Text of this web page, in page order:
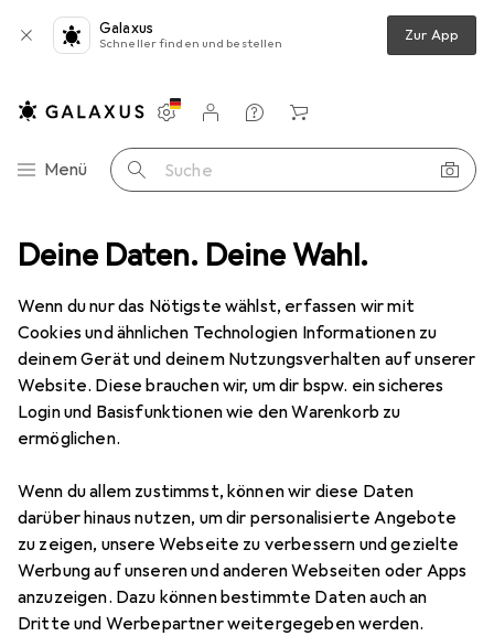
Deine Daten. Deine Wahl.
Wenn du nur das Nötigste wählst, erfassen wir mit
Cookies und ähnlichen Technologien Informationen zu
deinem Gerät und deinem Nutzungsverhalten auf unserer
Website. Diese brauchen wir, um dir bspw. ein sicheres
Login und Basisfunktionen wie den Warenkorb zu
ermöglichen.
Wenn du allem zustimmst, können wir diese Daten
darüber hinaus nutzen, um dir personalisierte Angebote
zu zeigen, unsere Webseite zu verbessern und gezielte
Werbung auf unseren und anderen Webseiten oder Apps
anzuzeigen. Dazu können bestimmte Daten auch an
Dritte und Werbepartner weitergegeben werden.
Galaxus
Schneller finden und bestellen Zur App
Navigation nach Kategorien
Menü Suche
Einstellungen
Kundenkonto
Vergleichslisten
Merklisten
Warenkorb
Zubehör Velobremsen Shimano Deore XT SM-BH90-SBM
5 Bilder
ShimanoDeore XT SM-BH90-SBM
EUR
20,47
7
Bewertungen